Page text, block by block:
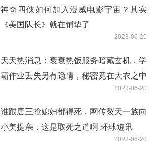
神奇四侠如何加入漫威电影宇宙？其实
《美国队长》就在铺垫了
2023-06-20
天天热消息：衰衰热饭服务暗藏玄机，学
霸作业丢失另有隐情，秘密竟在大衣之中
2023-06-20
谁跟唐三抢媳妇都得死，网传裂天一族向
小美提亲，这是取死之道啊 环球短讯
2023-06-20